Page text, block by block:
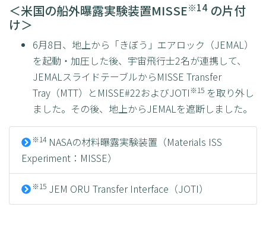
＜米国の船外曝露実験装置MISSE※14の片付
け＞
6月8日、地上から「きぼう」エアロック（JEMAL）
を起動・加圧した後、宇宙飛行士2名が連携して、
JEMALスライドテーブルからMISSE Transfer
Tray（MTT）とMISSE#22およびJOTI※15 を取り外し
ました。その後、地上からJEMALを遮断しました。
※14 NASAの材料曝露実験装置（Materials ISS
Experiment：MISSE）
※15 JEM ORU Transfer Interface（JOTI）